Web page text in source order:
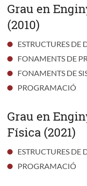
Grau en
(2010)
ESTRUCTURES DE
FONAMENTS DE
FONAMENTS DE
PROGRAMACIÓ
Grau en
Física (2021)
ESTRUCTURES DE
PROGRAMACIÓ